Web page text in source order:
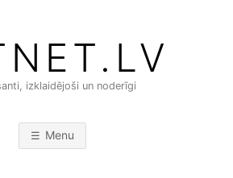
izklaidējoši un noderīgi
Menu